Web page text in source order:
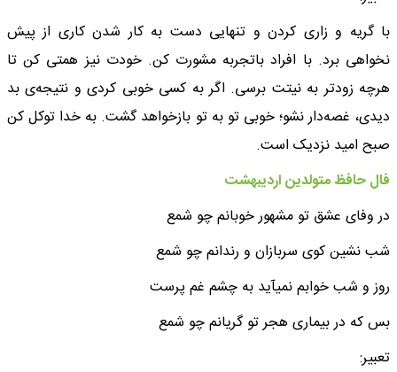
با گریه و زاری کردن و تنهایی دست به کار شدن کاری از پیش
نخواهی برد. با افراد باتجربه مشورت کن. خودت نیز همتی کن تا
هرچه زودتر به نیتت برسی. اگر به کسی خوبی کردی و نتیجه‌ی بد
دیدی، غصه‌دار نشو؛ خوبی تو به تو بازخواهد گشت. به خدا توکل کن
صبح امید نزدیک است.
فال حافظ متولدین اردیبهشت
در وفای عشق تو مشهور خوبانم چو شمع
شب نشین کوی سربازان و رندانم چو شمع
روز و شب خوابم نمی​آید به چشم غم پرست
بس که در بیماری هجر تو گریانم چو شمع
تعبیر: